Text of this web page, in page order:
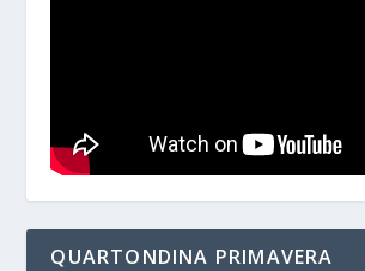
QUARTONDINA PRIMAVERA